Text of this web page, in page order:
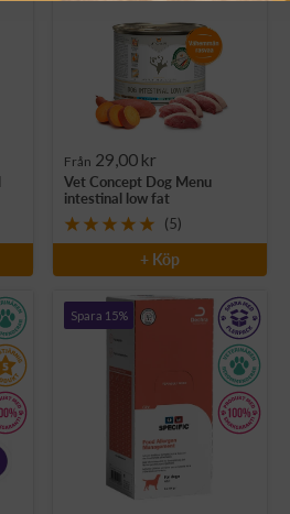
Rea-
pris
Från 29,00 kr
Vet Concept Dog Menu
intestinal low fat
(5)
+ Köp
Spara 15%